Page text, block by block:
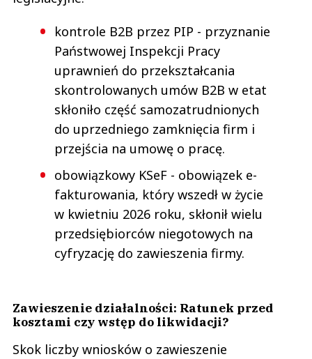
kontrole B2B przez PIP - przyznanie
Państwowej Inspekcji Pracy
uprawnień do przekształcania
skontrolowanych umów B2B w etat
skłoniło część samozatrudnionych
do uprzedniego zamknięcia firm i
przejścia na umowę o pracę.
obowiązkowy KSeF - obowiązek e-
fakturowania, który wszedł w życie
w kwietniu 2026 roku, skłonił wielu
przedsiębiorców niegotowych na
cyfryzację do zawieszenia firmy.
Zawieszenie działalności: Ratunek przed
kosztami czy wstęp do likwidacji?
Skok liczby wniosków o zawieszenie